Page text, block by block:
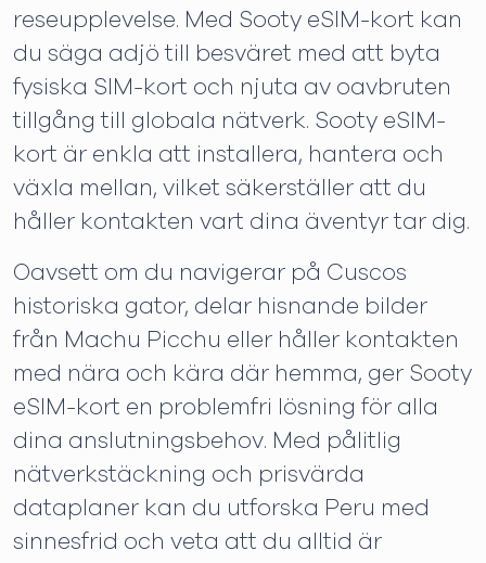
reseupplevelse. Med Sooty eSIM-kort kan
du säga adjö till besväret med att byta
fysiska SIM-kort och njuta av oavbruten
tillgång till globala nätverk. Sooty eSIM-
kort är enkla att installera, hantera och
växla mellan, vilket säkerställer att du
håller kontakten vart dina äventyr tar dig.
Oavsett om du navigerar på Cuscos
historiska gator, delar hisnande bilder
från Machu Picchu eller håller kontakten
med nära och kära där hemma, ger Sooty
eSIM-kort en problemfri lösning för alla
dina anslutningsbehov. Med pålitlig
nätverkstäckning och prisvärda
dataplaner kan du utforska Peru med
sinnesfrid och veta att du alltid är